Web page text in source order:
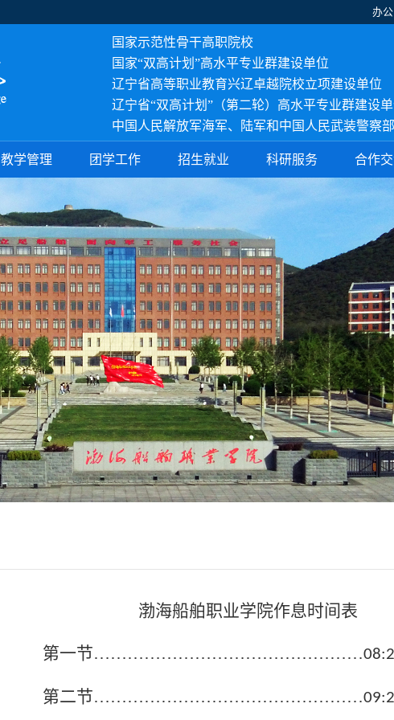
办
国家示范性骨干高职院校
国家“双高计划”高水平专业群建设单位
辽宁省高等职业教育兴辽卓越院校立项建设单位
辽宁省“双高计划”（第二轮）高水平专业群建设
中国人民解放军海军、陆军和中国人民武装警察
教学管理 团学工作 招生就业 科研服务 合作
渤海船舶职业学院作息时间表
第一节…………………………………………
第二节…………………………………………